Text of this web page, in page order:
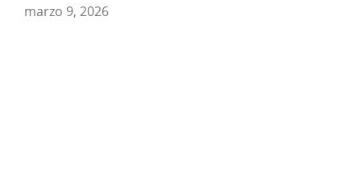
marzo 9, 2026